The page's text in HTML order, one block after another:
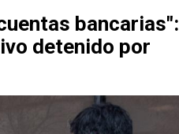
bancarias":
detenido por